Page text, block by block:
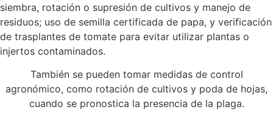
siembra, rotación o supresión de cultivos y manejo de
residuos; uso de semilla certificada de papa, y verificación
de trasplantes de tomate para evitar utilizar plantas o
injertos contaminados.
También se pueden tomar medidas de control
agronómico, como rotación de cultivos y poda de hojas,
cuando se pronostica la presencia de la plaga.